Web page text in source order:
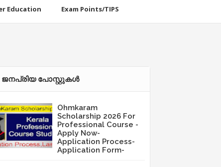
Education Exam Points/TIPS
ജനപ്രിയ പോസ്റ്റുകള്‍‌
Ohmkaram
Scholarship 2026 For
Professional Course -
Apply Now-
Application Process-
Application Form-